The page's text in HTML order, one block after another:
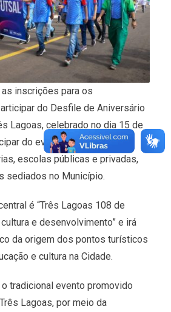
inscrições para os
do Desfile de Aniversário
Lagoas, celebrado no dia 15 de
do evento entidades,
escolas públicas e privadas,
sediados no Município.
é “Três Lagoas 108 de
e desenvolvimento” e irá
da origem dos pontos turísticos
e cultura na Cidade.
tradicional evento promovido
Lagoas, por meio da